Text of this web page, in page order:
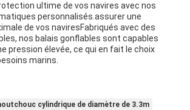
ultime de vos navires avec nos
personnalisés.assurer une
de vos naviresFabriqués avec des
nos balais gonflables sont capables
pression élevée, ce qui en fait le choix
marins.
cylindrique de diamètre de 3.3m